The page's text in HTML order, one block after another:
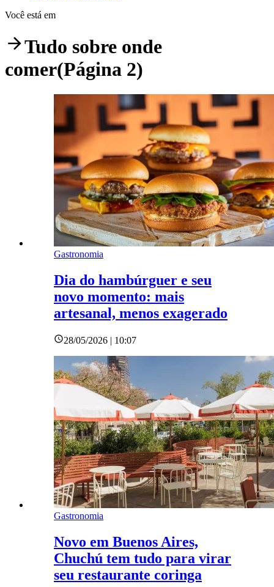
Você está em
Tudo sobre onde
comer(Página 2)
Gastronomia
Dia do hambúrguer e seu
novo momento: mais
artesanal, menos exagerado
28/05/2026 | 10:07
Gastronomia
Novo em Buenos Aires,
Chuchú tem tudo para virar
seu restaurante coringa